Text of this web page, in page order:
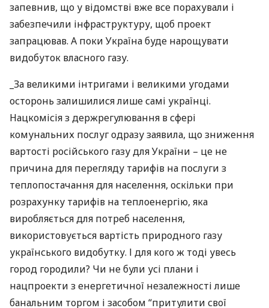
запевнив, що у відомстві вже все порахували і
забезпечили інфраструктуру, щоб проект
запрацював. А поки Україна буде нарощувати
видобуток власного газу.
_За великими інтригами і великими угодами
осторонь залишилися лише самі українці.
Нацкомісія з держрегулювання в сфері
комунальних послуг одразу заявила, що зниження
вартості російського газу для України – це не
причина для перегляду тарифів на послуги з
теплопостачання для населення, оскільки при
розрахунку тарифів на теплоенергію, яка
виробляється для потреб населення,
використовується вартість природного газу
українського видобутку. І для кого ж тоді увесь
город городили? Чи не були усі плани і
нацпроекти з енергетичної незалежності лише
банальним торгом і засобом “притулити свої